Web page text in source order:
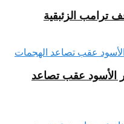
ترامب الزئبقية
الأسود عقب تصاعد